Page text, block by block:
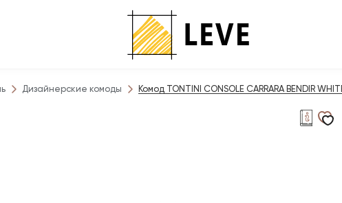
Дизайнерские комоды Комод TONTINI CONSOLE CARRARA BENDIR